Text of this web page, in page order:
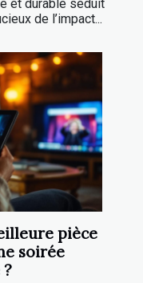
et durable séduit
de l’impact...
pièce
soirée